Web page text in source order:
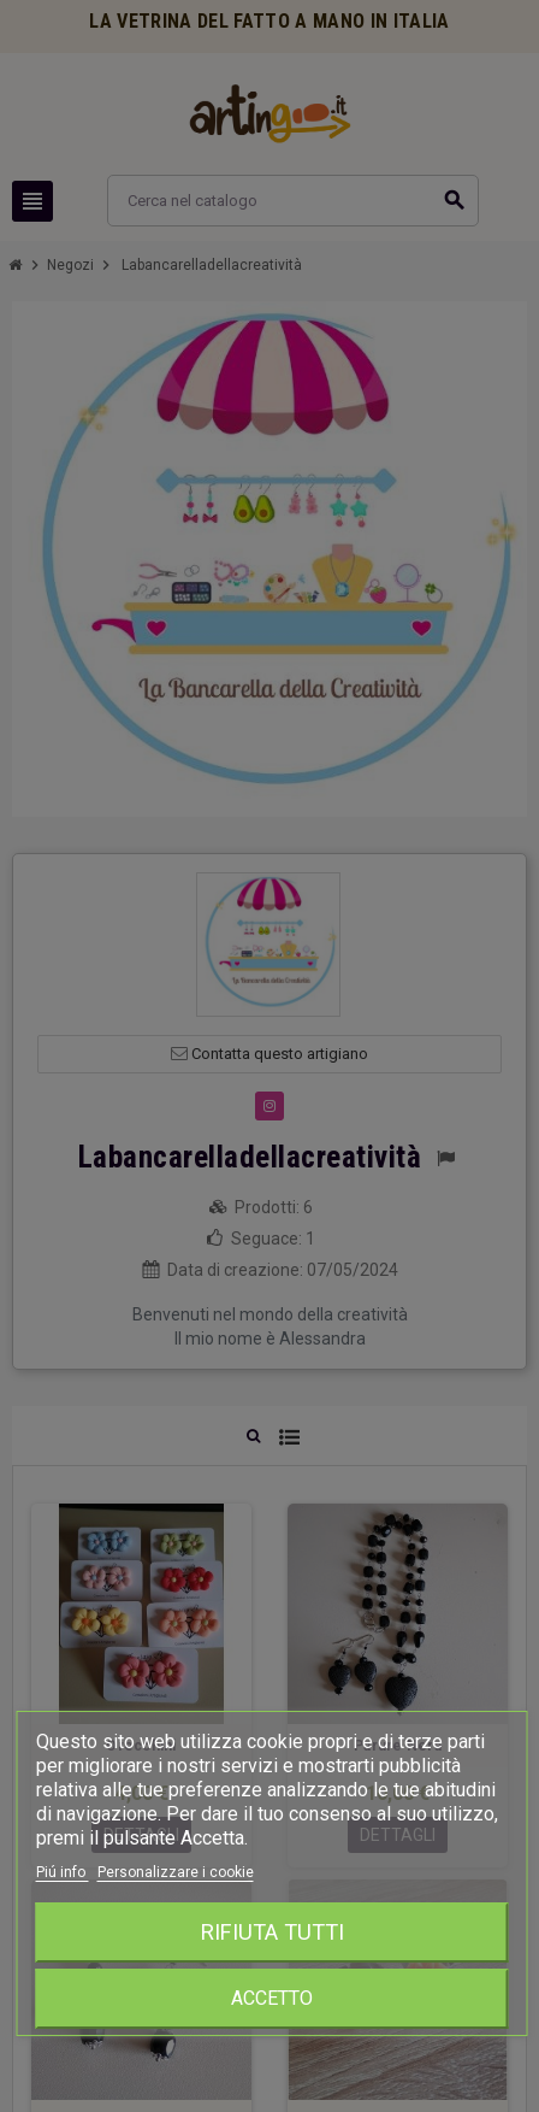
LA VETRINA DEL FATTO A MANO IN ITALIA
view_headline search
chevron_right Negozi chevron_right Labancarelladellacreatività
Contatta questo artigiano
Labancarelladellacreatività
Prodotti: 6
Seguace: 1
Data di creazione: 07/05/2024
Benvenuti nel mondo della creatività
Il mio nome è Alessandra
Orecchini
4,00 €
DETTAGLI
Parure Nera
10,00 €
DETTAGLI
Questo sito web utilizza cookie propri e di terze parti
per migliorare i nostri servizi e mostrarti pubblicità
relativa alle tue preferenze analizzando le tue abitudini
di navigazione. Per dare il tuo consenso al suo utilizzo,
premi il pulsante Accetta.
Piú info Personalizzare i cookie
RIFIUTA TUTTI
ACCETTO